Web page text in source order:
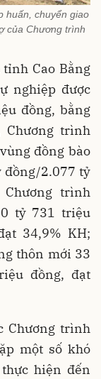
huấn, chuyển giao
của Chương trình
Cao Bằng
nghiệp được
đồng, bằng
Chương trình
đồng bào
đồng/2.077 tỷ
trình
tỷ 731 triệu
34,9% KH;
thôn mới 33
đồng, đạt
Chương trình
một số khó
hiện đến